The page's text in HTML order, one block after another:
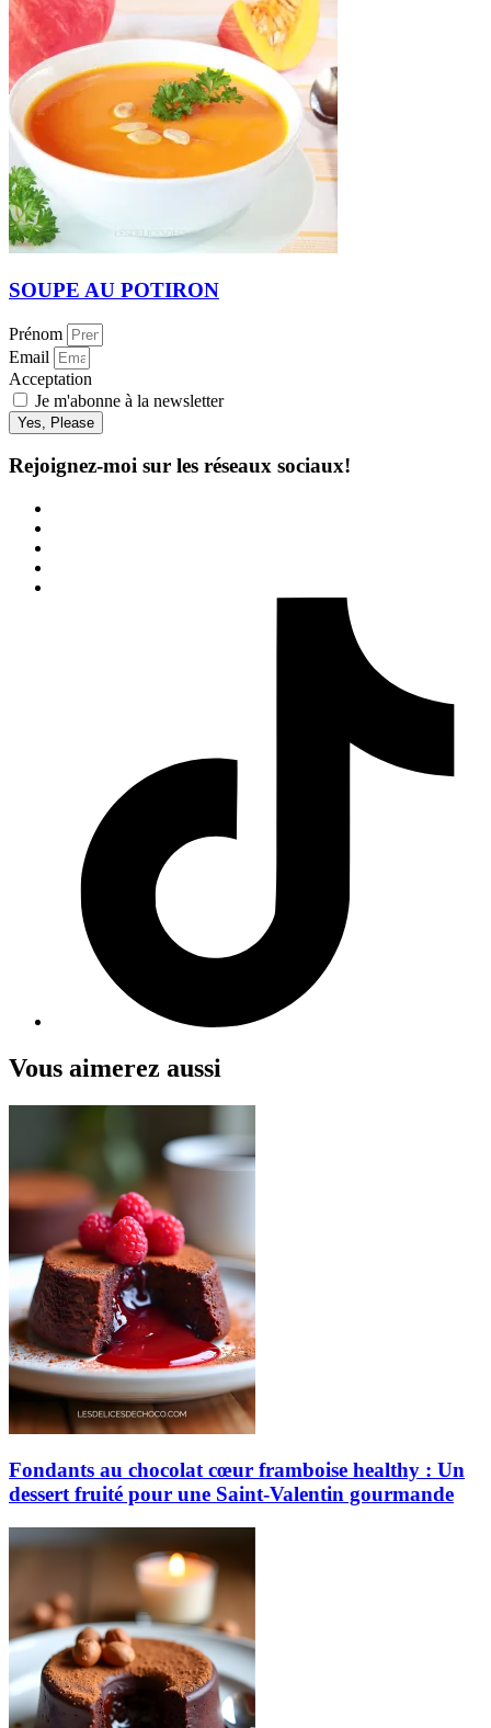
SOUPE AU POTIRON
Prénom
Email
Acceptation
Je m'abonne à la newsletter
Yes, Please
Rejoignez-moi sur les réseaux sociaux!
Vous aimerez aussi
Fondants au chocolat cœur framboise healthy : Un
dessert fruité pour une Saint-Valentin gourmande